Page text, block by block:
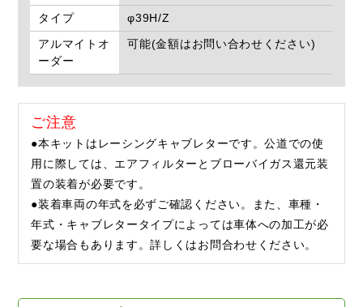
タイプ
φ39H/Z
アルマイトオ
ーダー
可能(金額はお問い合わせください)
ご注意
●本キットはレーシングキャブレターです。公道での使
用に際しては、エアフィルターとブローバイガス還元装
置の装着が必要です。
●装着車両の年式を必ずご確認ください。また、車種・
年式・キャブレタータイプによっては車体への加工が必
要な場合もあります。詳しくはお問合わせください。